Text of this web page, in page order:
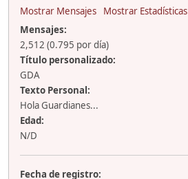
Mostrar Mensajes
Mostrar Estadísticas
Mensajes:
2,512 (0.795 por día)
Título personalizado:
GDA
Texto Personal:
Hola Guardianes...
Edad:
N/D
Fecha de registro: